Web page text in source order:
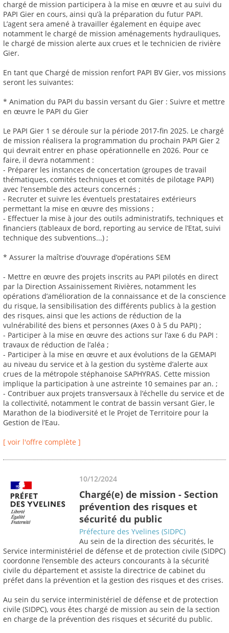
chargé de mission participera à la mise en œuvre et au suivi du
PAPI Gier en cours, ainsi qu’à la préparation du futur PAPI.
L’agent sera amené à travailler également en équipe avec
notamment le chargé de mission aménagements hydrauliques,
le chargé de mission alerte aux crues et le technicien de rivière
Gier.
En tant que Chargé de mission renfort PAPI BV Gier, vos missions
seront les suivantes:
* Animation du PAPI du bassin versant du Gier : Suivre et mettre
en œuvre le PAPI du Gier
Le PAPI Gier 1 se déroule sur la période 2017-fin 2025. Le chargé
de mission réalisera la programmation du prochain PAPI Gier 2
qui devrait entrer en phase opérationnelle en 2026. Pour ce
faire, il devra notamment :
- Préparer les instances de concertation (groupes de travail
thématiques, comités techniques et comités de pilotage PAPI)
avec l’ensemble des acteurs concernés ;
- Recruter et suivre les éventuels prestataires extérieurs
permettant la mise en œuvre des missions ;
- Effectuer la mise à jour des outils administratifs, techniques et
financiers (tableaux de bord, reporting au service de l’Etat, suivi
technique des subventions...) ;
* Assurer la maîtrise d’ouvrage d’opérations SEM
- Mettre en œuvre des projets inscrits au PAPI pilotés en direct
par la Direction Assainissement Rivières, notamment les
opérations d’amélioration de la connaissance et de la conscience
du risque, la sensibilisation des différents publics à la gestion
des risques, ainsi que les actions de réduction de la
vulnérabilité des biens et personnes (Axes 0 à 5 du PAPI) ;
- Participer à la mise en œuvre des actions sur l’axe 6 du PAPI :
travaux de réduction de l’aléa ;
- Participer à la mise en œuvre et aux évolutions de la GEMAPI
au niveau du service et à la gestion du système d’alerte aux
crues de la métropole stéphanoise SAPHYRAS. Cette mission
implique la participation à une astreinte 10 semaines par an. ;
- Contribuer aux projets transversaux à l’échelle du service et de
la collectivité, notamment le contrat de bassin versant Gier, le
Marathon de la biodiversité et le Projet de Territoire pour la
Gestion de l’Eau.
[ voir l'offre complète ]
10/12/2024
Chargé(e) de mission - Section
prévention des risques et
sécurité du public
Préfecture des Yvelines (SIDPC)
Au sein de la direction des sécurités, le
Service interministériel de défense et de protection civile (SIDPC)
coordonne l’ensemble des acteurs concourants à la sécurité
civile du département et assiste la directrice de cabinet du
préfet dans la prévention et la gestion des risques et des crises.
Au sein du service interministériel de défense et de protection
civile (SIDPC), vous êtes chargé de mission au sein de la section
en charge de la prévention des risques et sécurité du public.